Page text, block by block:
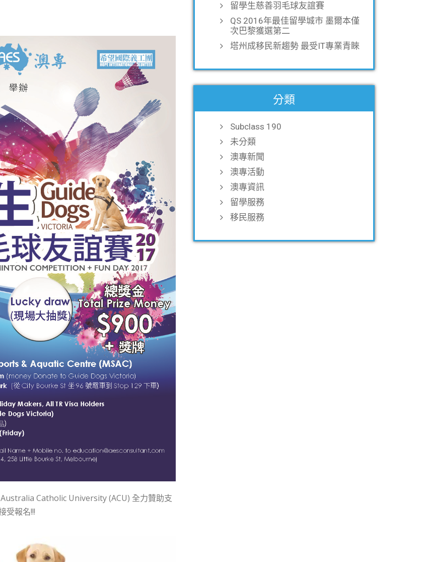
Catholic University (ACU) 全力贊助支
受報名!!!
留學生慈善羽毛球友誼賽
QS 2016年最佳留學城市 墨爾本僅
次巴黎獲選第二
塔州成移民新趨勢 最受IT專業青睞
分類
Subclass 190
未分類
澳專新聞
澳專活動
澳專資訊
留學服務
移民服務